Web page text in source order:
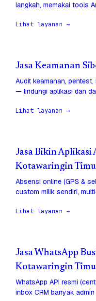
langkah, memakai tools
Lihat layanan →
Jasa Keamanan
Audit keamanan, pentest,
— lindungi aplikasi dan
Lihat layanan →
Jasa Bikin Aplikasi
Kotawaringin
Absensi online (GPS &
custom milik sendiri,
Lihat layanan →
Jasa WhatsApp
Kotawaringin
WhatsApp API resmi
inbox CRM banyak